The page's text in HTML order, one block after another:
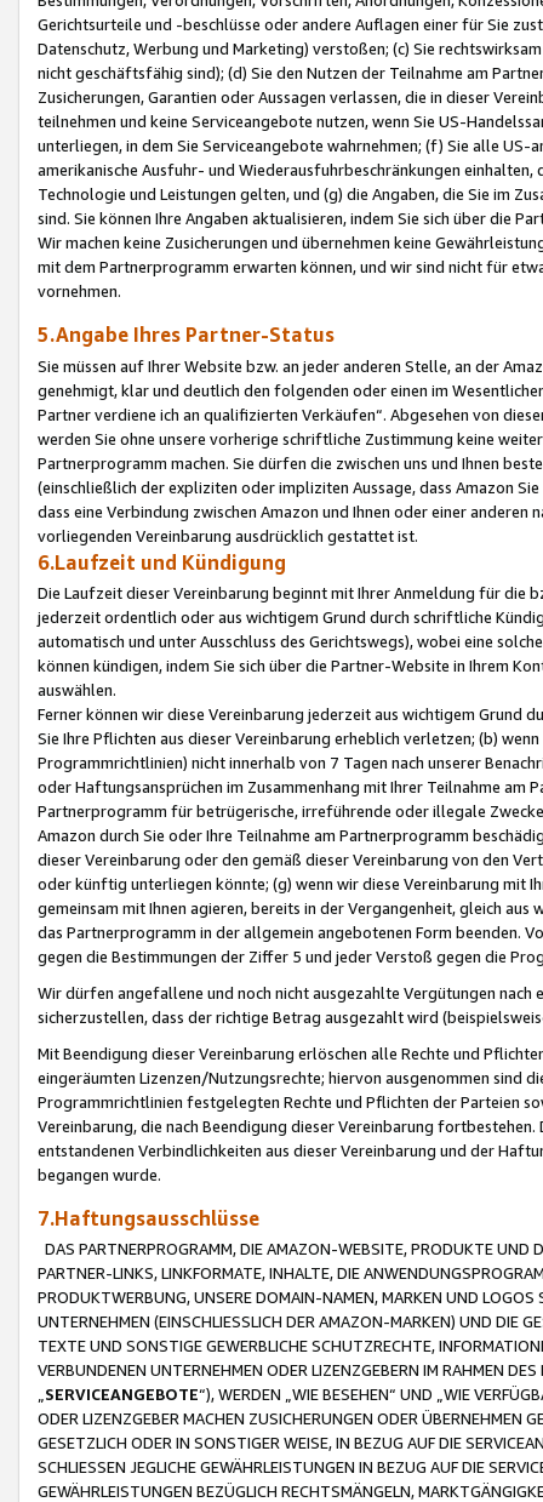
Gerichtsurteile und -beschlüsse oder andere Auflagen einer für Sie
Datenschutz, Werbung und Marketing) verstoßen; (c) Sie
nicht geschäftsfähig sind); (d) Sie den Nutzen der Teilnahme am
Zusicherungen, Garantien oder Aussagen verlassen, die in dieser
teilnehmen und keine Serviceangebote nutzen, wenn Sie US-
unterliegen, in dem Sie Serviceangebote wahrnehmen; (f) Sie alle
amerikanische Ausfuhr- und Wiederausfuhrbeschränkungen
Technologie und Leistungen gelten, und (g) die Angaben, die Sie im
sind. Sie können Ihre Angaben aktualisieren, indem Sie sich über die
Wir machen keine Zusicherungen und übernehmen keine
mit dem Partnerprogramm erwarten können, und wir sind nicht für
vornehmen.
5.Angabe Ihres Partner-Status
Sie müssen auf Ihrer Website bzw. an jeder anderen Stelle, an der
genehmigt, klar und deutlich den folgenden oder einen im
Partner verdiene ich an qualifizierten Verkäufen“. Abgesehen von
werden Sie ohne unsere vorherige schriftliche Zustimmung keine
Partnerprogramm machen. Sie dürfen die zwischen uns und Ihnen
(einschließlich der expliziten oder impliziten Aussage, dass Amazon
dass eine Verbindung zwischen Amazon und Ihnen oder einer
vorliegenden Vereinbarung ausdrücklich gestattet ist.
6.Laufzeit und Kündigung
Die Laufzeit dieser Vereinbarung beginnt mit Ihrer Anmeldung für die
jederzeit ordentlich oder aus wichtigem Grund durch schriftliche
automatisch und unter Ausschluss des Gerichtswegs), wobei eine
können kündigen, indem Sie sich über die Partner-Website in Ihrem
auswählen.
Ferner können wir diese Vereinbarung jederzeit aus wichtigem Grund
Sie Ihre Pflichten aus dieser Vereinbarung erheblich verletzen; (b)
Programmrichtlinien) nicht innerhalb von 7 Tagen nach unserer
oder Haftungsansprüchen im Zusammenhang mit Ihrer Teilnahme am
Partnerprogramm für betrügerische, irreführende oder illegale
Amazon durch Sie oder Ihre Teilnahme am Partnerprogramm
dieser Vereinbarung oder den gemäß dieser Vereinbarung von den
oder künftig unterliegen könnte; (g) wenn wir diese Vereinbarung mit
gemeinsam mit Ihnen agieren, bereits in der Vergangenheit, gleich
das Partnerprogramm in der allgemein angebotenen Form beenden.
gegen die Bestimmungen der Ziffer 5 und jeder Verstoß gegen die
Wir dürfen angefallene und noch nicht ausgezahlte Vergütungen
sicherzustellen, dass der richtige Betrag ausgezahlt wird
Mit Beendigung dieser Vereinbarung erlöschen alle Rechte und
eingeräumten Lizenzen/Nutzungsrechte; hiervon ausgenommen sind
Programmrichtlinien festgelegten Rechte und Pflichten der Parteien
Vereinbarung, die nach Beendigung dieser Vereinbarung
entstandenen Verbindlichkeiten aus dieser Vereinbarung und der
begangen wurde.
7.Haftungsausschlüsse
DAS PARTNERPROGRAMM, DIE AMAZON-WEBSITE, PRODUKTE UND
PARTNER-LINKS, LINKFORMATE, INHALTE, DIE
PRODUKTWERBUNG, UNSERE DOMAIN-NAMEN, MARKEN UND
UNTERNEHMEN (EINSCHLIESSLICH DER AMAZON-MARKEN) UND DIE
TEXTE UND SONSTIGE GEWERBLICHE SCHUTZRECHTE,
VERBUNDENEN UNTERNEHMEN ODER LIZENZGEBERN IM RAHMEN
SERVICEANGEBOTE“), WERDEN „WIE BESEHEN“ UND „WIE
ODER LIZENZGEBER MACHEN ZUSICHERUNGEN ODER ÜBERNEHMEN
GESETZLICH ODER IN SONSTIGER WEISE, IN BEZUG AUF DIE
SCHLIESSEN JEGLICHE GEWÄHRLEISTUNGEN IN BEZUG AUF DIE
GEWÄHRLEISTUNGEN BEZÜGLICH RECHTSMÄNGELN,